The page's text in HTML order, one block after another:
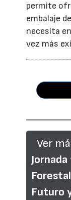
permite
embalaje
necesita
vez más
Ver
Jornada
Futuro